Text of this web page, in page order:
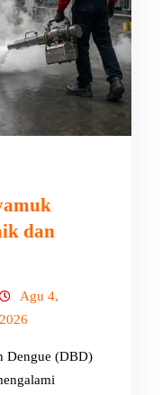
dan
Agu 4,
2026
Dengue (DBD)